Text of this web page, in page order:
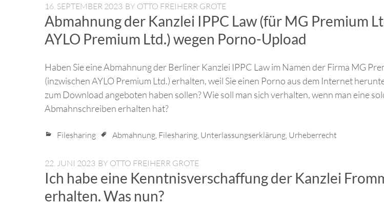
16. SEPTEMBER 2023 BY OTTO FREIHERR GROTE
Abmahnung der Kanzlei IPPC Law (für MG Premium
AYLO Premium Ltd.) wegen Porno-Upload
Haben Sie eine Abmahnung der Berliner Kanzlei IPPC Law im Namen der Firma MG
(inzwischen AYLO Premium Ltd.) erhalten, weil Sie einen Porno aus dem Internet
zum Download angeboten haben sollen? Wie soll man sich verhalten, wenn man eine
Abmahnschreiben erhalten hat?
Filesharing Abmahnung Filesharing Unterlassungserklärung Urheberrecht
22. JUNI 2023 BY OTTO FREIHERR GROTE
Ich habe eine Kenntnisverschaffung der Kanzlei
erhalten. Was nun?